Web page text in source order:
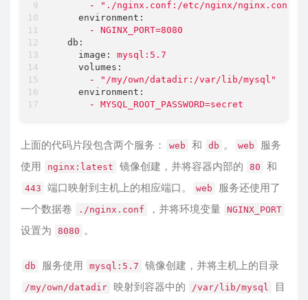
-
"./nginx.conf:/etc/nginx/nginx.conf"
environment:
-
NGINX_PORT=8080
db:
image:
mysql:5.7
volumes:
-
"/my/own/datadir:/var/lib/mysql"
environment:
-
MYSQL_ROOT_PASSWORD=secret
上面的代码片段包含两个服务： web 和 db 。 web
服务
使用
nginx:latest 镜像创建，并将容器内部的 80 和
443 端口映射到主机上的相应端口。 web
服务还使用了
一个数据卷
./nginx.conf ，并将环境变量 NGINX_PORT
设置为 8080 。
db 服务使用 mysql:5.7 镜像创建，并将主机上的目录
/my/own/datadir 映射到容器中的 /var/lib/mysql
目